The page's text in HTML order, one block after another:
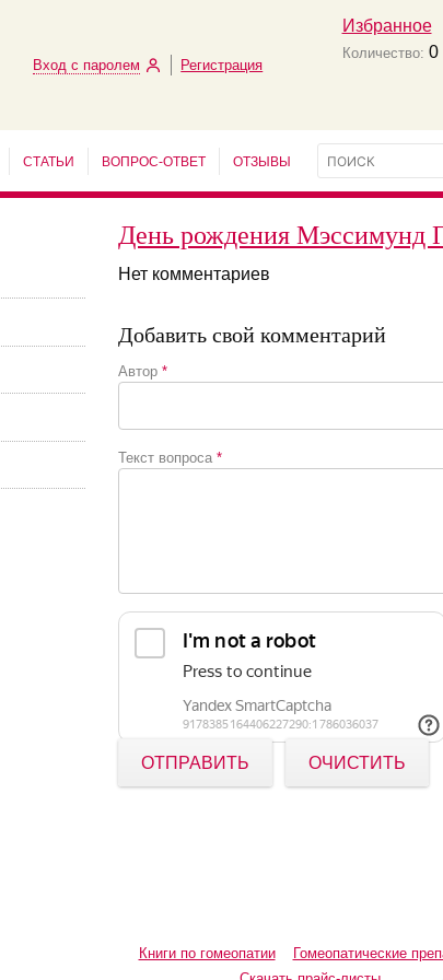
Вход с паролем Регистрация
Избранное
Количество: 0
СТАТЬИ ВОПРОС-ОТВЕТ ОТЗЫВЫ
День рождения Мэссимунд
Нет комментариев
Добавить свой комментарий
Автор *
Текст вопроса *
ОТПРАВИТЬ ОЧИСТИТЬ
Книги по гомеопатии
Гомеопатические